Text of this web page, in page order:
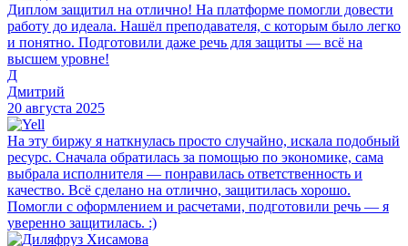
Диплом защитил на отлично! На платформе помогли довести
работу до идеала. Нашёл преподавателя, с которым было легко
и понятно. Подготовили даже речь для защиты — всё на
высшем уровне!
Д
Дмитрий
20 августа 2025
На эту биржу я наткнулась просто случайно, искала подобный
ресурс. Сначала обратилась за помощью по экономике, сама
выбрала исполнителя — понравилась ответственность и
качество. Всё сделано на отлично, защитилась хорошо.
Помогли с оформлением и расчетами, подготовили речь — я
уверенно защитилась. :)